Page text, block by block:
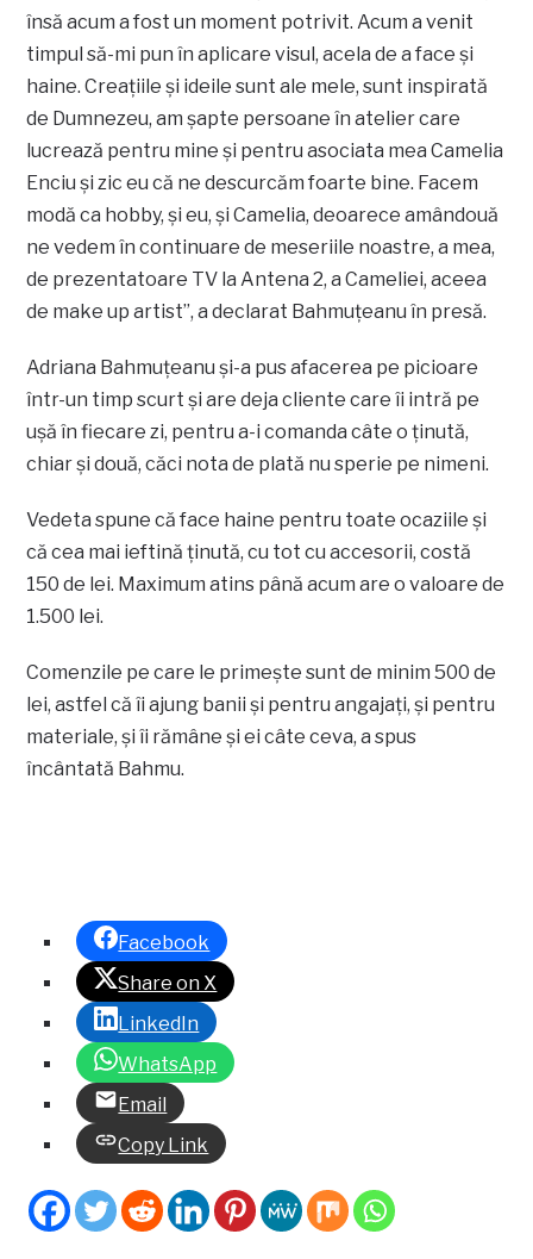
însă acum a fost un moment potrivit. Acum a venit
timpul să-mi pun în aplicare visul, acela de a face şi
haine. Creaţiile şi ideile sunt ale mele, sunt inspirată
de Dumnezeu, am şapte persoane în atelier care
lucrează pentru mine şi pentru asociata mea Camelia
Enciu şi zic eu că ne descurcăm foarte bine. Facem
modă ca hobby, şi eu, şi Camelia, deoarece amândouă
ne vedem în continuare de meseriile noastre, a mea,
de prezentatoare TV la Antena 2, a Cameliei, aceea
de make up artist”, a declarat Bahmuţeanu în presă.
Adriana Bahmuţeanu şi-a pus afacerea pe picioare
într-un timp scurt şi are deja cliente care îi intră pe
uşă în fiecare zi, pentru a-i comanda câte o ţinută,
chiar şi două, căci nota de plată nu sperie pe nimeni.
Vedeta spune că face haine pentru toate ocaziile şi
că cea mai ieftină ţinută, cu tot cu accesorii, costă
150 de lei. Maximum atins până acum are o valoare de
1.500 lei.
Comenzile pe care le primeşte sunt de minim 500 de
lei, astfel că îi ajung banii şi pentru angajaţi, şi pentru
materiale, şi îi rămâne şi ei câte ceva, a spus
încântată Bahmu.
Facebook
Share on X
LinkedIn
WhatsApp
Email
Copy Link